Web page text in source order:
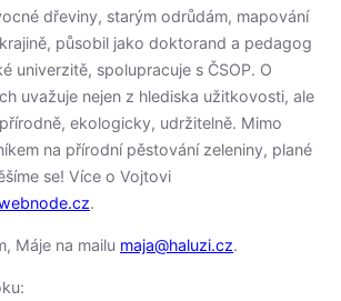
dřeviny, starým odrůdám, mapování
působil jako doktorand a pedagog
univerzitě, spolupracuje s ČSOP. O
uvažuje nejen z hlediska užitkovosti, ale
ekologicky, udržitelně. Mimo
na přírodní pěstování zeleniny, plané
se! Více o Vojtovi
.
Máje na mailu maja@haluzi.cz.